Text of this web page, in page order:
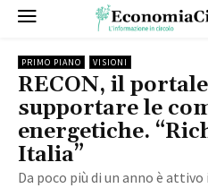
PRIMO PIANO VISIONI
RECON, il
supportare le
energetiche.
Italia”
Da poco più di un anno è